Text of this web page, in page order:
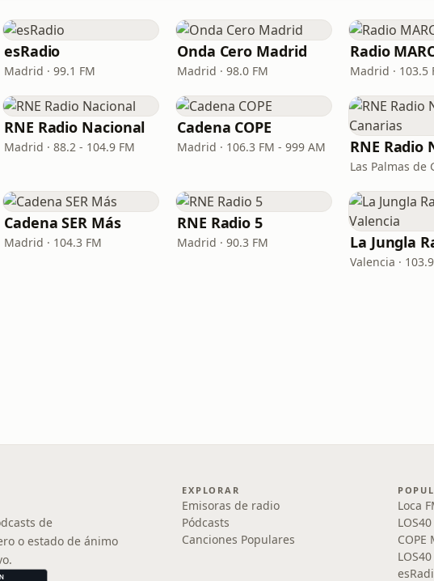
esRadio
Madrid · 99.1 FM
Onda Cero Madrid
Madrid · 98.0 FM
Radio
Madrid · 103.5
RNE Radio Nacional
Madrid · 88.2 - 104.9 FM
Cadena COPE
Madrid · 106.3 FM - 999 AM
Cadena SER Más
Madrid · 104.3 FM
RNE Radio 5
Madrid · 90.3 FM
Valencia ·
de
o estado de ánimo
EXPLORAR
Emisoras de radio
Pódcasts
Canciones Populares
Loca
LOS40